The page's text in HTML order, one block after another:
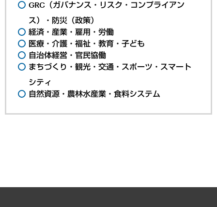
GRC（ガバナンス・リスク・コンプライアン
ス）・防災（政策）
経済・産業・雇用・労働
医療・介護・福祉・教育・子ども
自治体経営・官民協働
まちづくり・観光・交通・スポーツ・スマート
シティ
自然資源・農林水産業・食料システム